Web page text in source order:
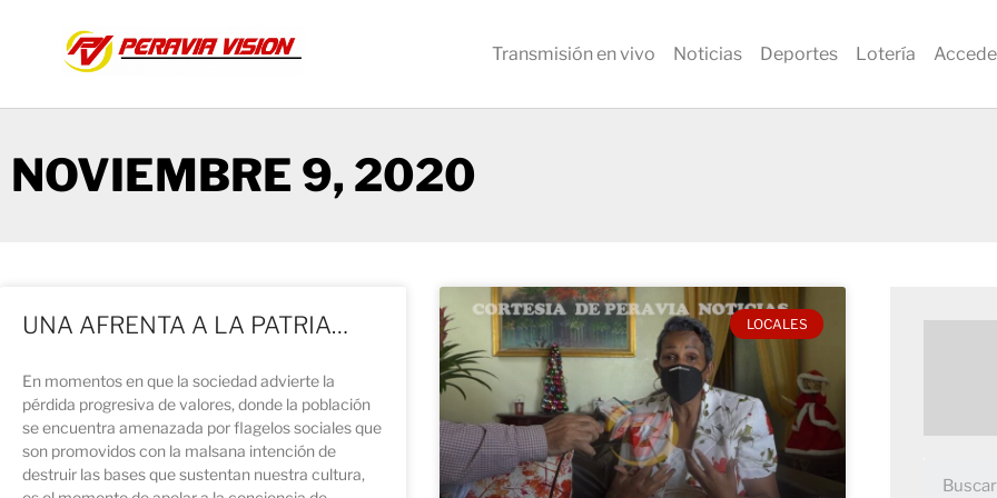
Transmisión en vivo Noticias Deportes Lotería
NOVIEMBRE 9, 2020
UNA AFRENTA A LA PATRIA…
En momentos en que la sociedad advierte la
pérdida progresiva de valores, donde la población
se encuentra amenazada por flagelos sociales que
son promovidos con la malsana intención de
destruir las bases que sustentan nuestra cultura,
LOCALES